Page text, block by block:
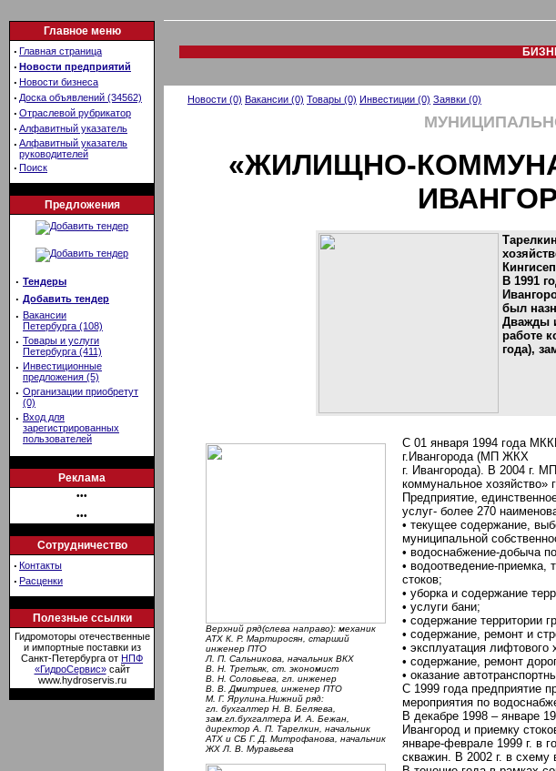
Главное меню
· Главная страница
· Новости предприятий
· Новости бизнеса
· Доска объявлений (34562)
· Отраслевой рубрикатор
· Алфавитный указатель
· Алфавитный указатель
руководителей
· Поиск
Предложения
· Тендеры
· Добавить тендер
· Вакансии
Петербурга (108)
· Товары и услуги
Петербурга (411)
· Инвестиционные
предложения (5)
· Организации приобретут
(0)
· Вход для
зарегистрированных
пользователей
Реклама
•••
•••
Сотрудничество
· Контакты
· Расценки
Полезные ссылки
Гидромоторы отечественные
и импортные поставки из
Санкт-Петербурга от НПФ
«ГидроСервис»сайт
www.hydroservis.ru
Новости (0) Вакансии (0) Товары (0) Инвестиции (0) Заявки (0)
«ЖИЛИЩНО-
В 1991
был
Дважды
работе
года),
Верхний ряд(слева направо): механик
АТХ К. Р. Мартиросян, старший
инженер ПТО
Л. П. Сальникова, начальник ВКХ
В. Н. Третьяк, ст. экономист
В. Н. Соловьева, гл. инженер
В. В. Дмитриев, инженер ПТО
М. Г. Ярулина.Нижний ряд:
гл. бухгалтер Н. В. Беляева,
зам.гл.бухгалтера И. А. Бежан,
директор А. П. Тарелкин, начальник
АТХ и СБ Г. Д. Митрофанова, начальник
ЖХ Л. В. Муравьева
С 01 января 1994 года
г.Ивангорода (МП ЖКХ
г. Ивангорода). В 2004 г.
коммунальное хозяйство»
Предприятие,
услуг- более 270
• текущее содержание,
муниципальной
• водоснабжение-добыча
• водоотведение-приемка,
стоков;
• уборка и содержание
• услуги бани;
• содержание территории
• содержание, ремонт и
• эксплуатация
• содержание, ремонт
• оказание
С 1999 года предприятие
мероприятия по
В декабре 1998 – январе
Ивангород и приемку
январе-феврале 1999 г. в
скважин. В 2002 г. в